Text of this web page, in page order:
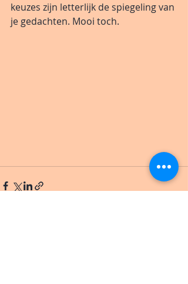
keuzes zijn letterlijk de spiegeling van
je gedachten. Mooi toch.